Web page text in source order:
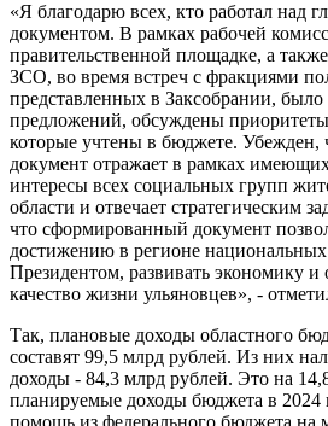
«Я благодарю всех, кто работал над
документом. В рамках рабочей
правительственной площадке, а
ЗСО, во время встреч с фракциями
представленных в Заксобрании,
предложений, обсуждены
которые учтены в бюджете. Убежден,
документ отражает в рамках
интересы всех социальных групп
области и отвечает стратегическим
что сформированный документ
достижению в регионе
Президентом, развивать экономику и
качество жизни ульяновцев», -
Так, плановые доходы областного
составят 99,5 млрд рублей. Из них
доходы - 84,3 млрд рублей. Это на
планируемые доходы бюджета в 2024
помощь из федерального бюджета на